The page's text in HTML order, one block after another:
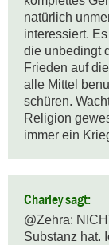
natürlich
interessiert.
die unbedingt
Frieden auf
alle Mittel
schüren.
Religion
immer ein
Charley sagt:
@Zehra:
Substanz hat.